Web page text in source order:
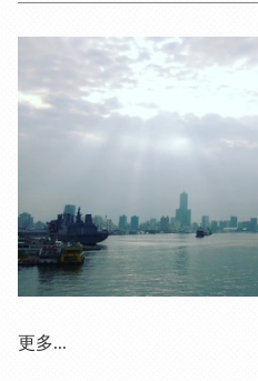
更多...